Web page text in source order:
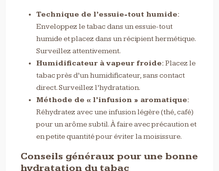
Technique de l’essuie-tout humide:
Enveloppez le tabac dans un essuie-tout
humide et placez dans un récipient hermétique.
Surveillez attentivement.
Humidificateur à vapeur froide:Placez le
tabac près d’un humidificateur, sans contact
direct. Surveillez l’hydratation.
Méthode de « l’infusion » aromatique:
Réhydratez avec une infusion légère (thé, café)
pour un arôme subtil. À faire avec précaution et
en petite quantité pour éviter la moisissure.
Conseils généraux pour une bonne
hydratation du tabac